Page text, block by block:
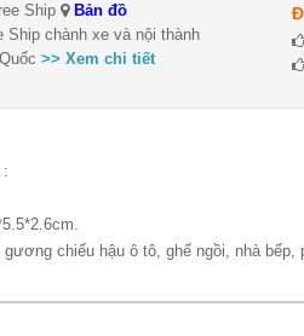
Ship
Bản đồ
Ship chành xe và nội thành
>> Xem chi tiết
:
chiếu hậu ô tô, ghế ngồi, nhà bếp,